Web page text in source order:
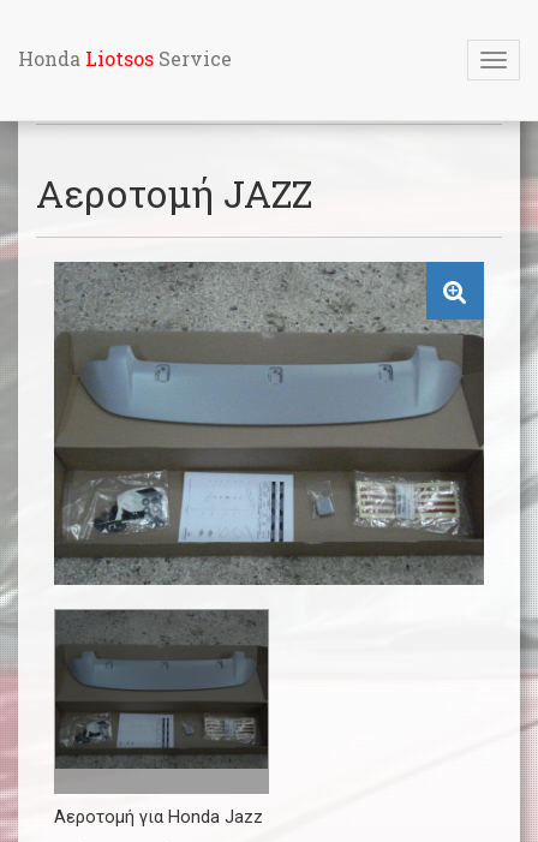
Honda Liotsos Service
HondaLiotsos
Αεροτομή JAZZ
Αεροτομή για Honda Jazz